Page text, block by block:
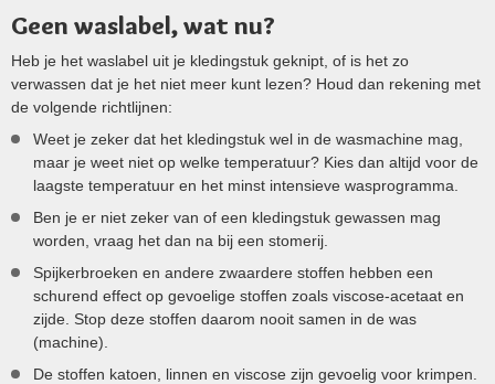
Geen waslabel, wat nu?
Heb je het waslabel uit je kledingstuk geknipt, of is het zo
verwassen dat je het niet meer kunt lezen? Houd dan rekening met
de volgende richtlijnen:
Weet je zeker dat het kledingstuk wel in de wasmachine mag,
maar je weet niet op welke temperatuur? Kies dan altijd voor de
laagste temperatuur en het minst intensieve wasprogramma.
Ben je er niet zeker van of een kledingstuk gewassen mag
worden, vraag het dan na bij een stomerij.
Spijkerbroeken en andere zwaardere stoffen hebben een
schurend effect op gevoelige stoffen zoals viscose-acetaat en
zijde. Stop deze stoffen daarom nooit samen in de was
(machine).
De stoffen katoen, linnen en viscose zijn gevoelig voor krimpen.